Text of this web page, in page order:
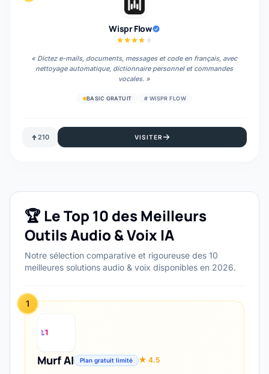
Wispr Flow
« Dictez e-mails, documents, messages et code en français, avec
nettoyage automatique, dictionnaire personnel et commandes
vocales. »
BASIC GRATUIT # WISPR FLOW
210 VISITER
🏆 Le Top 10 des Meilleurs
Outils Audio & Voix IA
Notre sélection comparative et rigoureuse des 10
meilleures solutions audio & voix disponibles en 2026.
1
Murf AI Plan gratuit limité ★ 4.5